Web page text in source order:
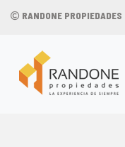
RANDONE PROPIEDADES